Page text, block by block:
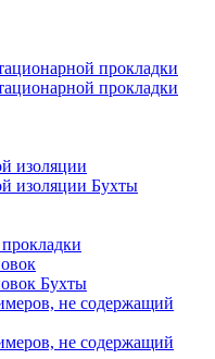
прокладки
прокладки
изоляции
изоляции Бухты
Бухты
не содержащий
не содержащий